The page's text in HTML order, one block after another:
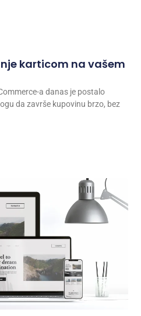
karticom na vašem
a danas je postalo
da završe kupovinu brzo, bez